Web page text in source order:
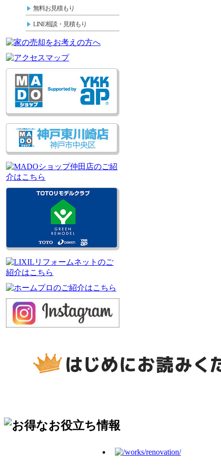
無料お見積もり
LINE相談・見積もり